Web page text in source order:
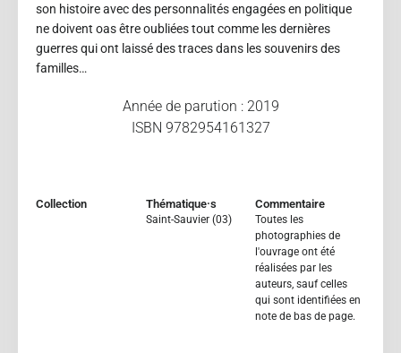
son histoire avec des personnalités engagées en politique
ne doivent oas être oubliées tout comme les dernières
guerres qui ont laissé des traces dans les souvenirs des
familles…
Année de parution : 2019
ISBN 9782954161327
Collection Thématique·s
Saint-Sauvier (03)
Commentaire
Toutes les
photographies de
l'ouvrage ont été
réalisées par les
auteurs, sauf celles
qui sont identifiées en
note de bas de page.